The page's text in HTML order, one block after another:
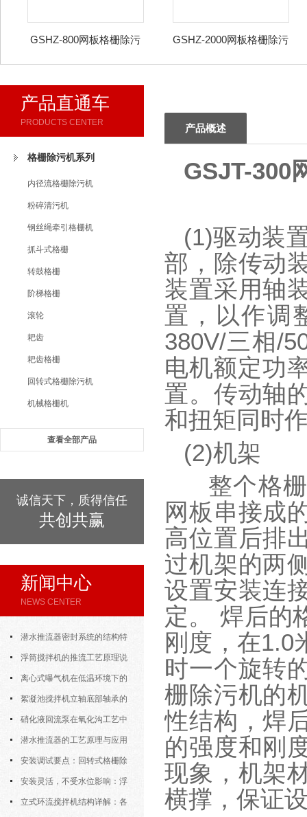
GSHZ-800网板格栅除污
GSHZ-2000网板格栅除污
产品直通车
PRODUCTS CENTER
格栅除污机系列
内径流格栅除污机
粉碎清污机
钢丝绳牵引格栅机
抓斗式格栅
转鼓格栅
阶梯格栅
滚轮
耙齿
耙齿格栅
回转式格栅除污机
机械格栅机
查看全部产品
诚信天下，质得信任
共创共赢
新闻中心
NEWS CENTER
潜水推流器密封系统的结构特
点与渗漏故障处理
浮筒搅拌机的推流工艺原理说
明 离心式曝气机在低温环境下的
运行特性与防冻措施
絮凝池搅拌机立轴底部轴承的
密封防水与免维护设计
硝化液回流泵在氧化沟工艺中
的布置位置对回流效果的影响
潜水推流器的工艺原理与应用
逻辑安装调试要点：回转式格栅除
污机的土建配合要求与水平度校准
安装灵活，不受水位影响：浮
筒式曝气机的结构优势与适用场景
立式环流搅拌机结构详解：各
产品概述
GSJT-300
(1)驱动装
部，除传动
装置采用轴
置，以作调
380V/三相/
电机额定功
置。传动轴
和扭矩同
(2)机架
整个格栅
网板串接成
高位置后排
过机架的两
设置安装连
定。焊后的
刚度，在1.0
时一个旋转
栅除污机的
性结构，焊
的强度和刚
现象，机架
横撑，保证